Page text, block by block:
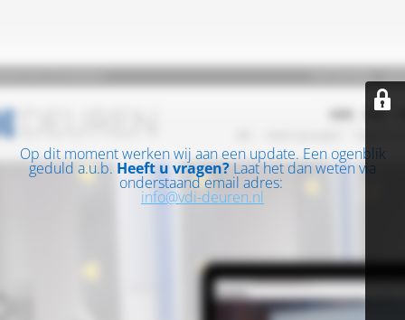
Op dit moment werken wij aan een update. Een ogenblik
geduld a.u.b. Heeft u vragen? Laat het dan weten via
onderstaand email adres:
info@vdi-deuren.nl